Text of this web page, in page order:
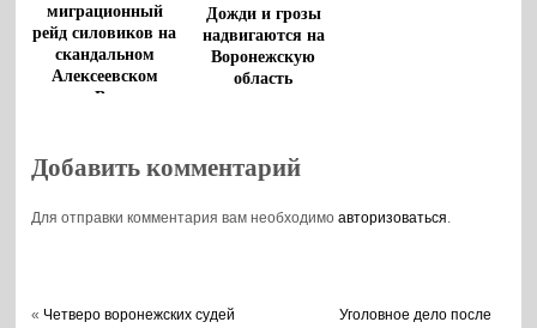
миграционный
рейд силовиков на
скандальном
Алексеевском
рынке Воронежа
Дожди и грозы
надвигаются на
Воронежскую
область
Добавить комментарий
Для отправки комментария вам необходимоавторизоваться
« Четверо воронежских судей Уголовное дело после